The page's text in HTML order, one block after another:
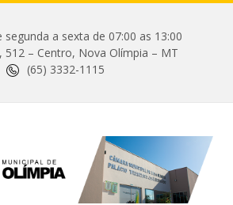
segunda a sexta de 07:00 as 13:00
512 – Centro, Nova Olímpia – MT
(65) 3332-1115